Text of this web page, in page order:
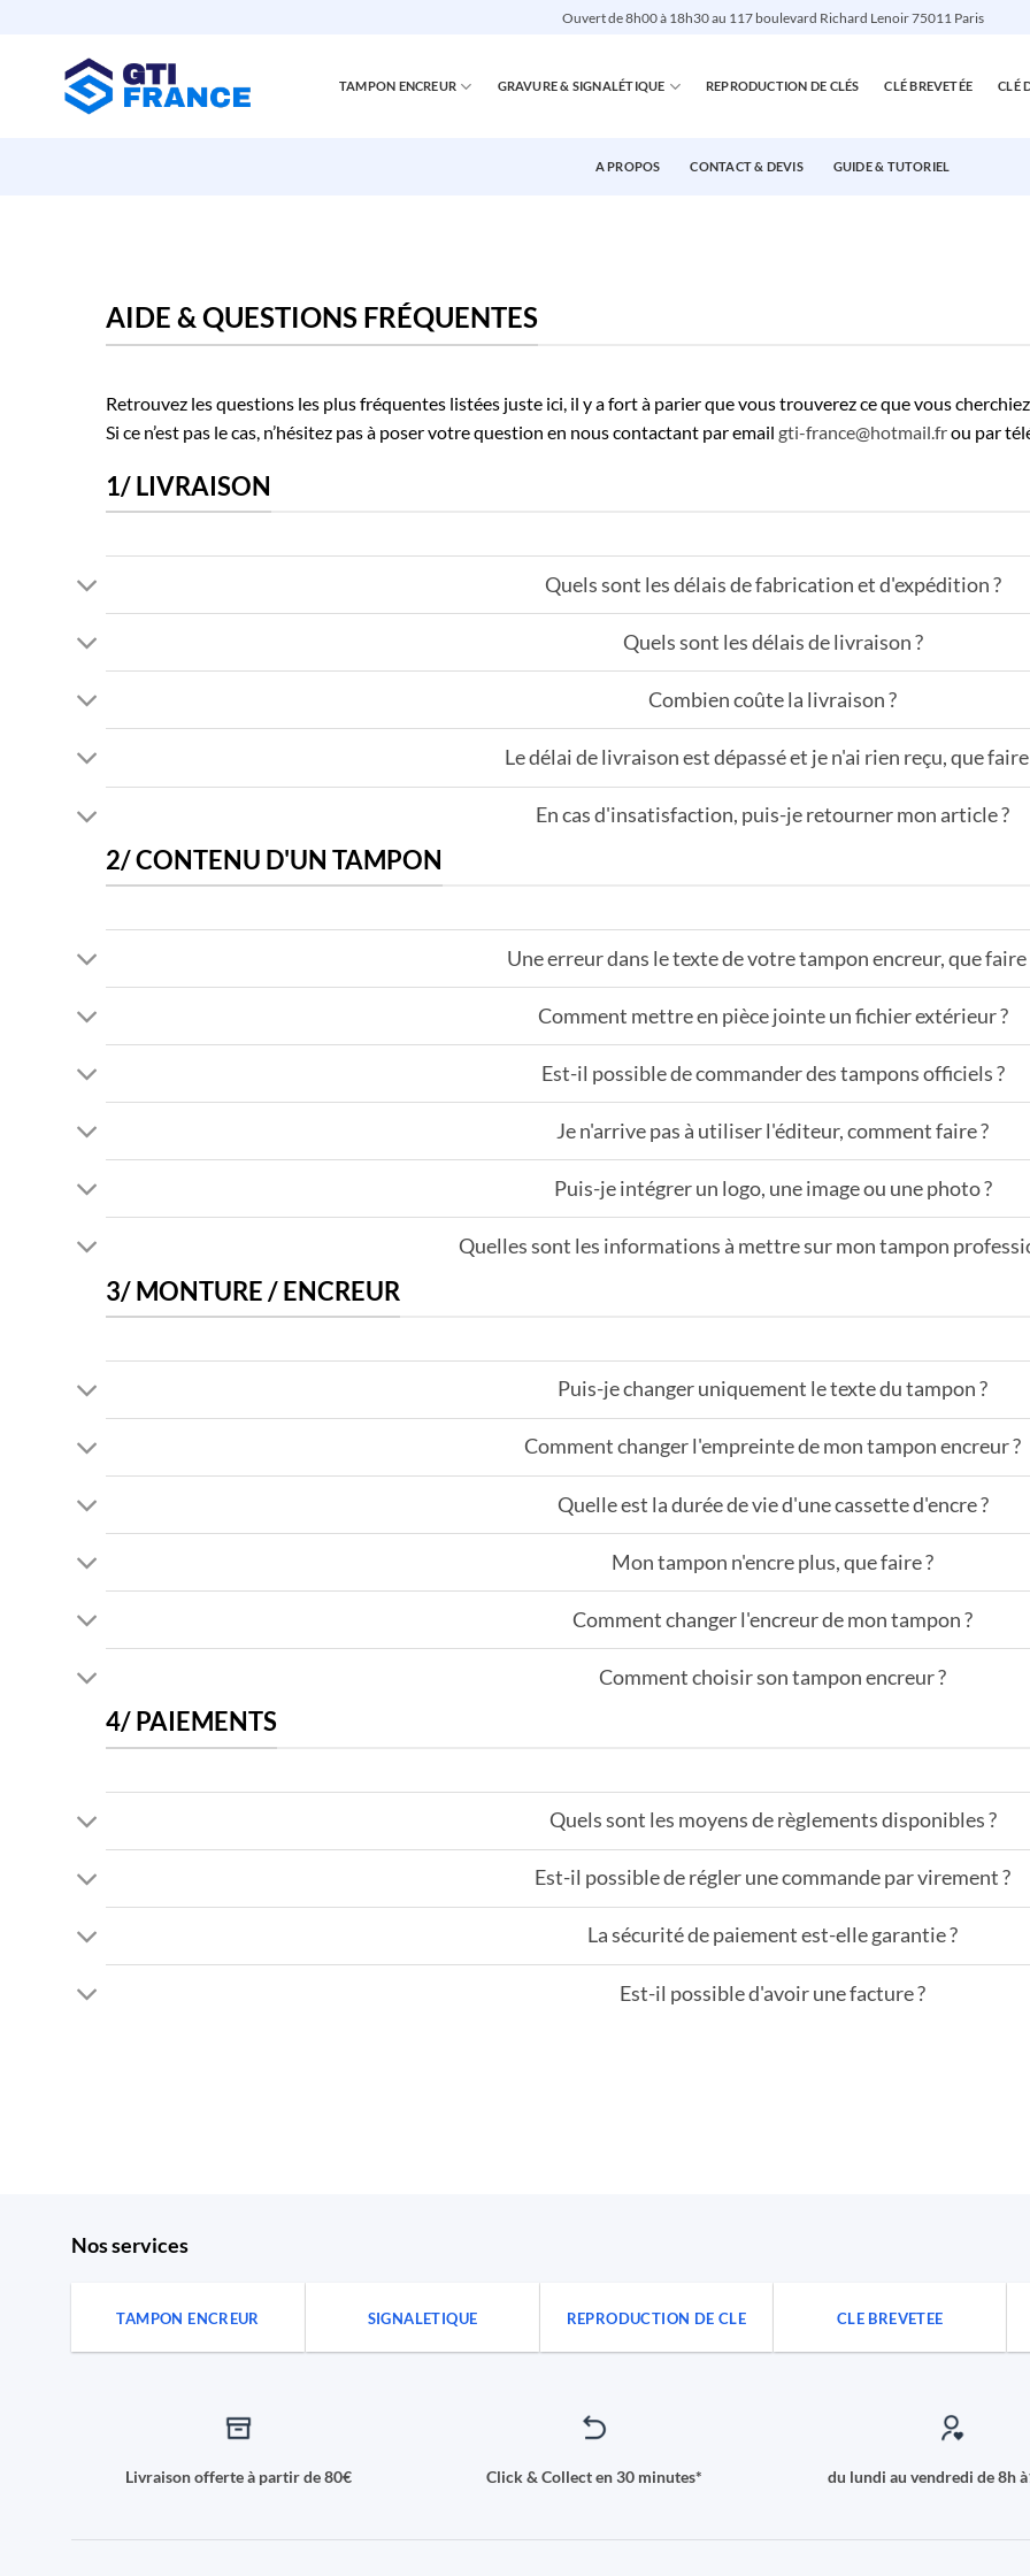
Ouvert de 8h00 à 18h30 au 117 boulevard Richard Lenoir 75011 Paris
TAMPON ENCREUR GRAVURE & SIGNALÉTIQUE REPRODUCTION DE CLÉS CLÉ BREVETÉE CLÉ
A PROPOS CONTACT & DEVIS GUIDE & TUTORIEL
AIDE & QUESTIONS FRÉQUENTES
Retrouvez les questions les plus fréquentes listées juste ici, il y a fort à parier que vous trouverez ce que vous
Si ce n’est pas le cas, n’hésitez pas à poser votre question en nous contactant par email gti-france@hotmail.frou par
1/ LIVRAISON
Quels sont les délais de fabrication et d'expédition ?
Quels sont les délais de livraison ?
Combien coûte la livraison ?
Le délai de livraison est dépassé et je n'ai rien reçu, que faire
En cas d'insatisfaction, puis-je retourner mon article ?
2/ CONTENU D'UN TAMPON
Une erreur dans le texte de votre tampon encreur, que faire
Comment mettre en pièce jointe un fichier extérieur ?
Est-il possible de commander des tampons officiels ?
Je n'arrive pas à utiliser l'éditeur, comment faire ?
Puis-je intégrer un logo, une image ou une photo ?
Quelles sont les informations à mettre sur mon tampon
3/ MONTURE / ENCREUR
Puis-je changer uniquement le texte du tampon ?
Comment changer l'empreinte de mon tampon encreur ?
Quelle est la durée de vie d'une cassette d'encre ?
Mon tampon n'encre plus, que faire ?
Comment changer l'encreur de mon tampon ?
Comment choisir son tampon encreur ?
4/ PAIEMENTS
Quels sont les moyens de règlements disponibles ?
Est-il possible de régler une commande par virement ?
La sécurité de paiement est-elle garantie ?
Est-il possible d'avoir une facture ?
Nos services
TAMPON ENCREUR SIGNALETIQUE REPRODUCTION DE CLE CLE BREVETEE
Livraison offerte à partir de 80€ Click & Collect en 30 minutes* du lundi au vendredi de 8h